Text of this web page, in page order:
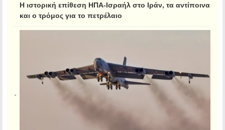
Η ιστορική επίθεση ΗΠΑ-Ισραήλ στο Ιράν, τα αντίποινα
και ο τρόμος για το πετρέλαιο